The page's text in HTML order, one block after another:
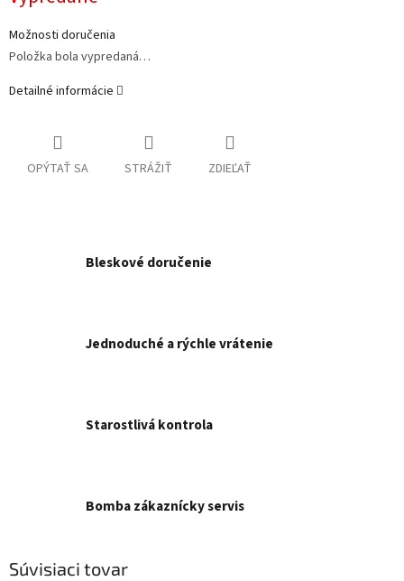
Možnosti doručenia
Položka bola vypredaná…
Detailné informácie
OPÝTAŤ SA STRÁŽIŤ ZDIEĽAŤ
Bleskové doručenie
Jednoduché a rýchle vrátenie
Starostlivá kontrola
Bomba zákaznícky servis
Súvisiaci tovar